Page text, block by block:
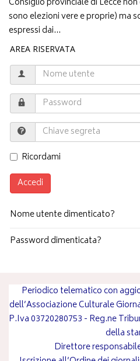
sono elezioni vere e proprie) ma
espressi dai...
AREA RISERVATA
Ricordami
Accedi
Nome utente dimenticato?
Password dimenticata?
Periodico telematico con
dell’Associazione Culturale
P.Iva 03720280753 - Reg.ne
della
Direttore